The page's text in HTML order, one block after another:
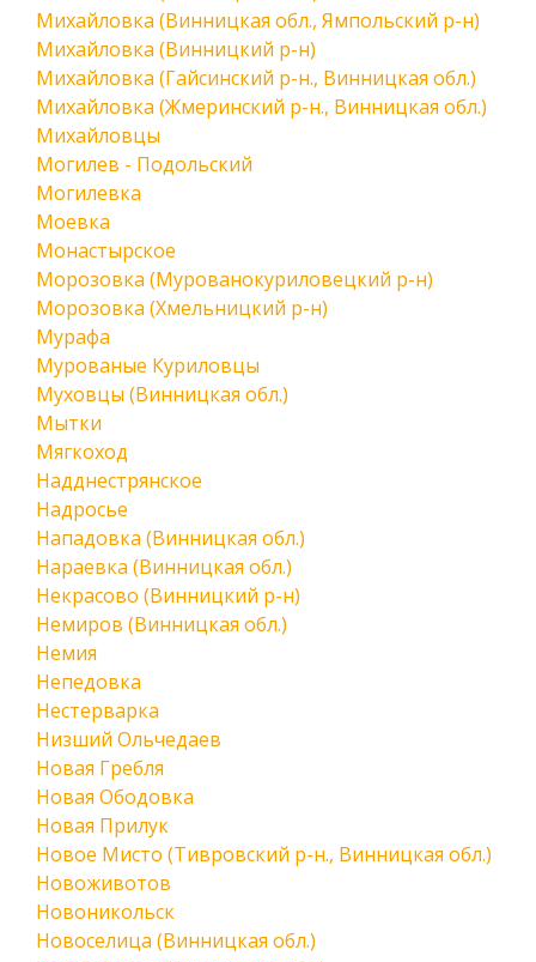
Михайловка (Винницкая обл., Ямпольский р-н)
Михайловка (Винницкий р-н)
Михайловка (Гайсинский р-н., Винницкая обл.)
Михайловка (Жмеринский р-н., Винницкая обл.)
Михайловцы
Могилев - Подольский
Могилевка
Моевка
Монастырское
Морозовка (Мурованокуриловецкий р-н)
Морозовка (Хмельницкий р-н)
Мурафа
Мурованые Куриловцы
Муховцы (Винницкая обл.)
Мытки
Мягкоход
Надднестрянское
Надросье
Нападовка (Винницкая обл.)
Нараевка (Винницкая обл.)
Некрасово (Винницкий р-н)
Немиров (Винницкая обл.)
Немия
Непедовка
Нестерварка
Низший Ольчедаев
Новая Гребля
Новая Ободовка
Новая Прилук
Новое Мисто (Тивровский р-н., Винницкая обл.)
Новоживотов
Новоникольск
Новоселица (Винницкая обл.)